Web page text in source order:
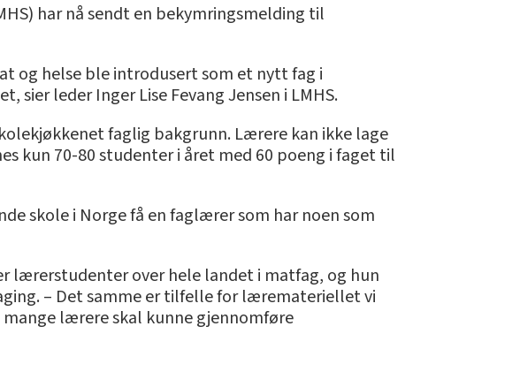
har nå sendt en bekymringsmelding til
og helse ble introdusert som et nytt fag i
sier leder Inger Lise Fevang Jensen i LMHS.
faglig bakgrunn. Lærere kan ikke lage
kun 70-80 studenter i året med 60 poeng i faget til
skole i Norge få en faglærer som har noen som
lærerstudenter over hele landet i matfag, og hun
– Det samme er tilfelle for læremateriellet vi
lærere skal kunne gjennomføre